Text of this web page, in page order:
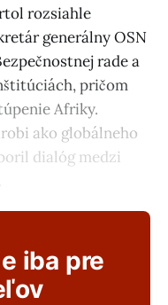
rozsiahle
generálny OSN
rade a
pričom
Afriky.
ako globálneho
dialóg medzi
iba pre